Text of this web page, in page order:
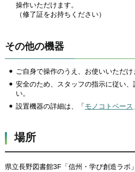
操作いただけます。
（修了証をお持ちください）
その他の機器
ご自身で操作のうえ、お使いいただけ
安全のため、スタッフの指示に従い
い。
設置機器の詳細は、「モノコトベース
場所
県立長野図書館3F「信州・学び創造ラボ